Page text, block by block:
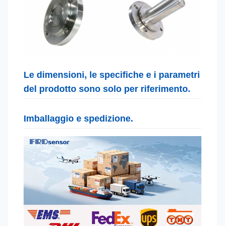
Le dimensioni, le specifiche e i parametri
del prodotto sono solo per riferimento.
Imballaggio e spedizione.